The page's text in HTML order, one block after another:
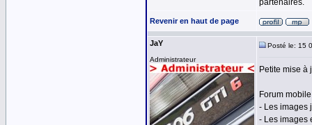
partenaires.
Revenir en haut de page
JaY
Administrateur
Posté le: 15
Petite mise à
Forum
- Les images
- Les images